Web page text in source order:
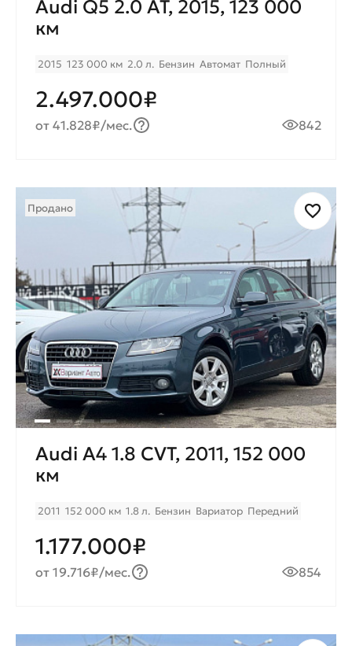
Audi Q5 2.0 AT, 2015, 123 000
км
2015 123 000 км 2.0 л. Бензин Автомат Полный
2.497.000₽
от 41.828₽/мес. 842
Продано
Audi A4 1.8 CVT, 2011, 152 000
км
2011 152 000 км 1.8 л. Бензин Вариатор Передний
1.177.000₽
от 19.716₽/мес. 854